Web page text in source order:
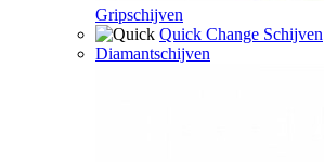
Gripschijven
Quick Change Schijven
Diamantschijven